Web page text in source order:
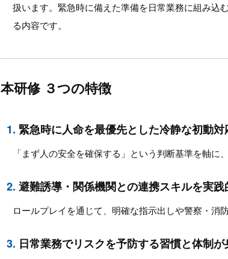
扱います。緊急時に備えた準備を日常業務に組み込
る内容です。
本研修 ３つの特徴
1. 緊急時に人命を最優先とした冷静な初動対
「まず人の安全を確保する」という判断基準を軸に
2. 避難誘導・関係機関との連携スキルを実
ロールプレイを通じて、明確な指示出しや警察・消
3. 日常業務でリスクを予防する習慣と体制が